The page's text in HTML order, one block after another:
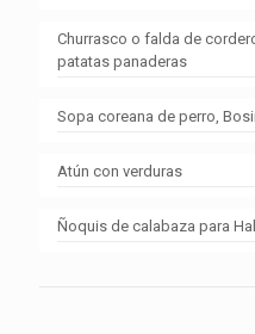
Churrasco o falda de
patatas panaderas
Sopa coreana de perro,
Atún con verduras
Ñoquis de calabaza para